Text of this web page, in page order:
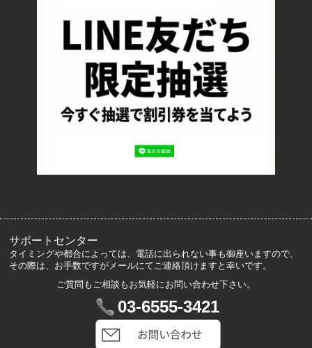
お支払い方法について
特定商取引法に基づく表記
プライバシーポリシー
ロッカーズについて
サポートセンター
タイミングや都合によっては、電話に出られない事も御座いますので、
その際は、お手数ですがメールにてご連絡頂けますと幸いです。
ご質問もご相談もお気軽にお問い合わせ下さい。
03-6555-3421